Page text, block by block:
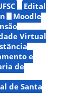
Edital
Moodle
Virtual
e
de
de Santa